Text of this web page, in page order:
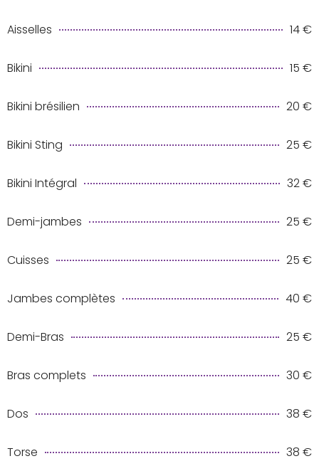
Aisselles 14 €
Bikini 15 €
Bikini brésilien 20 €
Bikini Sting 25 €
Bikini Intégral 32 €
Demi-jambes 25 €
Cuisses 25 €
Jambes complètes 40 €
Demi-Bras 25 €
Bras complets 30 €
Dos 38 €
Torse 38 €